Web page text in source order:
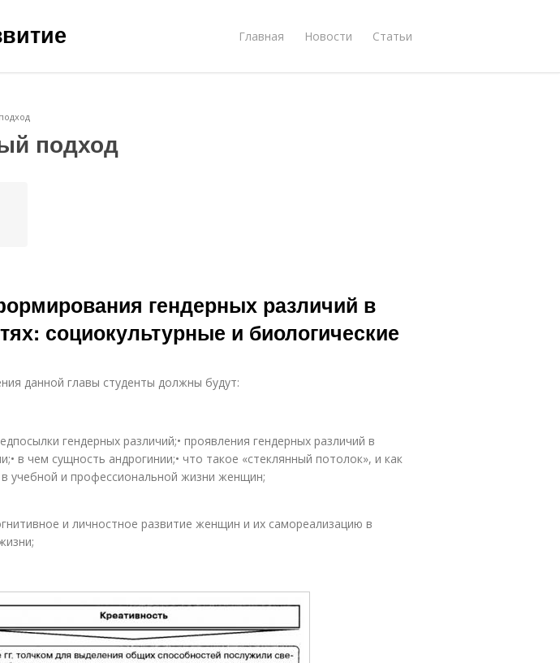
Главная Новости Статьи
подход
гендерных различий в
социокультурные и биологические
данной главы студенты должны будут:
гендерных различий;• проявления гендерных различий в
в чем сущность андрогинии;• что такое «стеклянный потолок», и как
учебной и профессиональной жизни женщин;
и личностное развитие женщин и их самореализацию в